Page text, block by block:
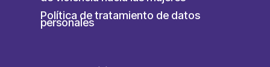
Política de tratamiento de datos
personales